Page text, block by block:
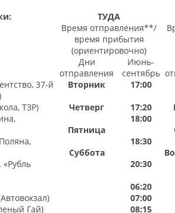
ТУДА
Время отправления**/
время прибытия
(ориентировочно)
Дни
отправления
Июнь-
сентябрь
37-й
Вторник
Четверг
Пятница
Суббота
17:00
ТЗР)
17:20
18:00
18:30
«Рубль
20:30
06:20
07:00
Гай) 08:15